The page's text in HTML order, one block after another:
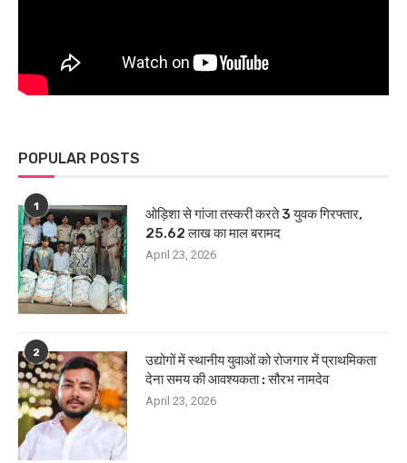
POPULAR POSTS
1
ओड़िशा से गांजा तस्करी करते 3 युवक गिरफ्तार,
25.62 लाख का माल बरामद
April 23, 2026
2
उद्योगों में स्थानीय युवाओं को रोजगार में प्राथमिकता
देना समय की आवश्यकता : सौरभ नामदेव
April 23, 2026